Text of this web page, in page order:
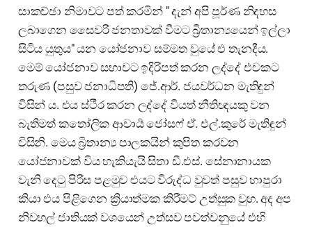
සාකච්ඡා නිමාවට පත් කරමින් " දැන් අපි පූර්ණ නිදහස
ලබාගෙන සෛවරි ජනතාවක් වීමට බ්‍රිතාන්‍යයෙන් ඉල්ලා
සිටිය යුතුය" යන යෝජනාව සම්මත වුයේ එ තැනදීය.
මෙම් යෝජනාව සභාවට ඉදිරිපත් කරන ලද්දේ එවකට
තරුණ (පසුව ජනාධිපති) ජේ.ආර්. ජයවර්ධන මැතිඳුන්
විසින් ය. එය ස්ථීර කරන ලද්දේ වියත් නීතිඥයකු වන
බැතිමත් කතෝලික ආචාර්‍ය ජෝසෆ් ඒ. එල්.කුරේ මැතිඳුන්
විසිනි. මෙය බ්‍රිතාන්‍ය පාලකයින් කුපිත කරවන
යෝජනාවක් විය හැකියැයි සිතා ඩී.එස්. සේනානායක
වැනි දෙටු පිරිස පළමුව එයට විරුද්ධ වුවත් පසුව හාපුරා
කියා එය පිළිගෙන ක්‍රියාත්මක කිරීමට් උත්සුක වුහ. අද අප
නිවහල් ජාතියක් වශයෙන් උත්සව පවත්වනුයේ එහි